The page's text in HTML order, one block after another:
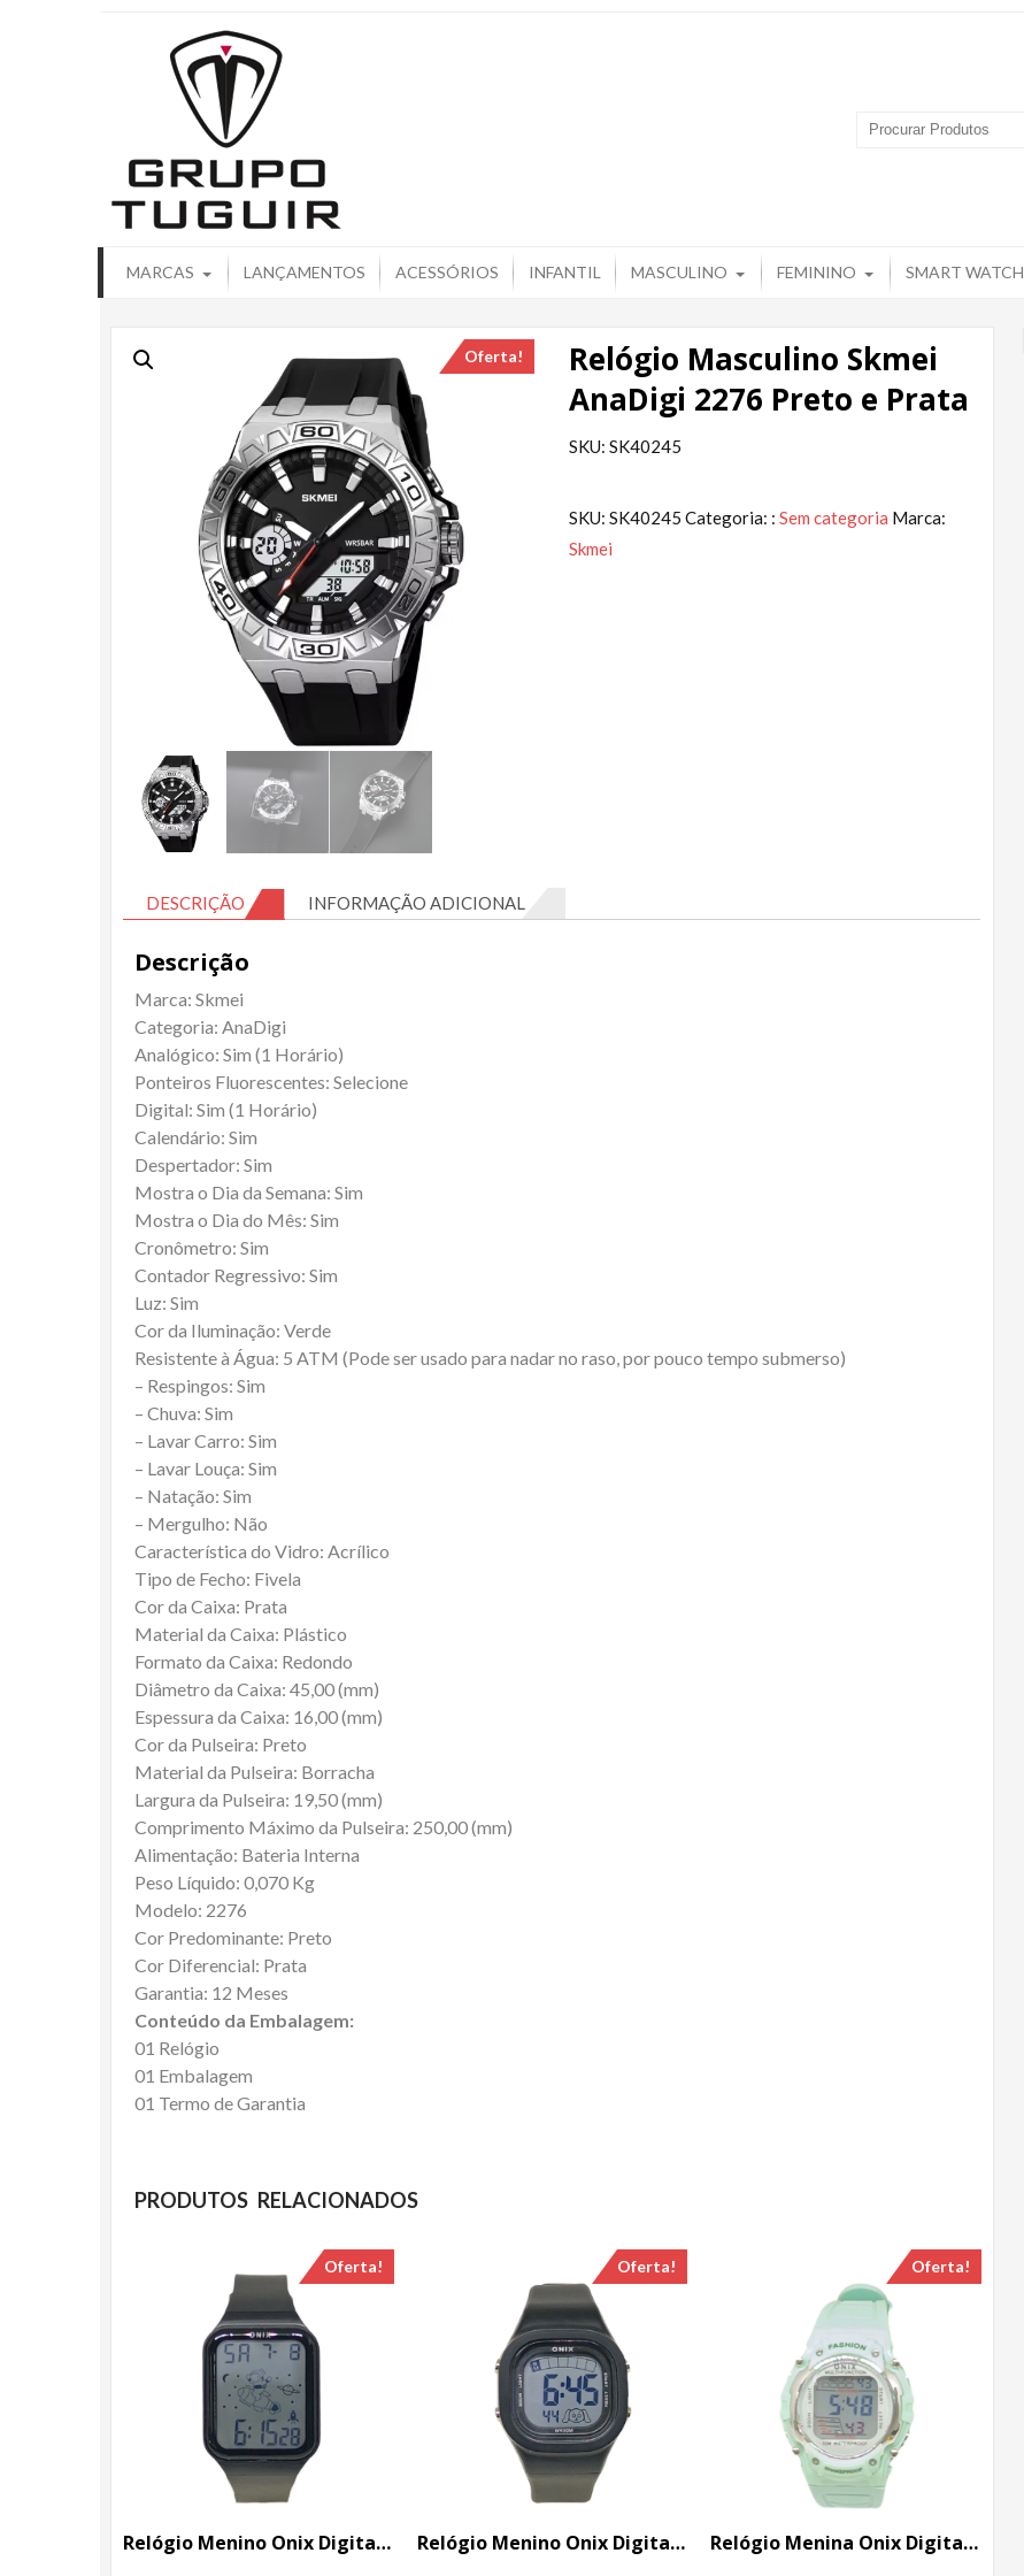
MARCAS LANÇAMENTOS ACESSÓRIOS INFANTIL MASCULINO FEMININO SMART WATCH
Oferta!
Relógio Masculino Skmei
AnaDigi 2276 Preto e Prata
SKU: SK40245
SKU:SK40245 Categoria: :Sem categoria Marca:
Skmei
DESCRIÇÃO INFORMAÇÃO ADICIONAL
Descrição
Marca: Skmei
Categoria: AnaDigi
Analógico: Sim (1 Horário)
Ponteiros Fluorescentes: Selecione
Digital: Sim (1 Horário)
Calendário: Sim
Despertador: Sim
Mostra o Dia da Semana: Sim
Mostra o Dia do Mês: Sim
Cronômetro: Sim
Contador Regressivo: Sim
Luz: Sim
Cor da Iluminação: Verde
Resistente à Água: 5 ATM (Pode ser usado para nadar no raso, por pouco tempo submerso)
– Respingos: Sim
– Chuva: Sim
– Lavar Carro: Sim
– Lavar Louça: Sim
– Natação: Sim
– Mergulho: Não
Característica do Vidro: Acrílico
Tipo de Fecho: Fivela
Cor da Caixa: Prata
Material da Caixa: Plástico
Formato da Caixa: Redondo
Diâmetro da Caixa: 45,00 (mm)
Espessura da Caixa: 16,00 (mm)
Cor da Pulseira: Preto
Material da Pulseira: Borracha
Largura da Pulseira: 19,50 (mm)
Comprimento Máximo da Pulseira: 250,00 (mm)
Alimentação: Bateria Interna
Peso Líquido: 0,070 Kg
Modelo: 2276
Cor Predominante: Preto
Cor Diferencial: Prata
Garantia: 12 Meses
Conteúdo da Embalagem:
01 Relógio
01 Embalagem
01 Termo de Garantia
PRODUTOS RELACIONADOS
Oferta!
Relógio Menino Onix Digital IT-13101 Preto
Oferta!
Relógio Menino Onix Digital IT-1827 Preto
Oferta!
Relógio Menina Onix Digital IT-610 (6565) Verde